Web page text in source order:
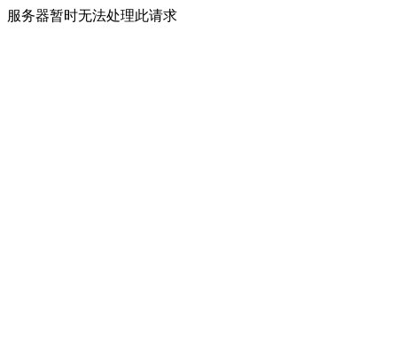
服务器暂时无法处理此请求